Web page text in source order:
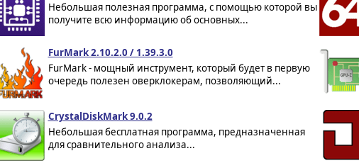
Небольшая полезная программа, с помощью которой вы
получите всю информацию об основных...
FurMark 2.10.2.0 / 1.39.3.0
FurMark - мощный инструмент, который будет в первую
очередь полезен оверклокерам, позволяющий...
CrystalDiskMark 9.0.2
Небольшая бесплатная программа, предназначенная
для сравнительного анализа...